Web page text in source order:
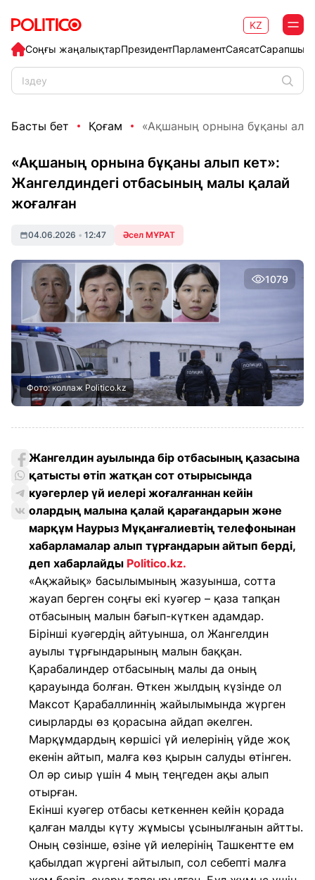
Соңғы жаңалықтарПрезидентПарламентСаясат
KZ
Басты бет Қоғам «Ақшаның орнына бұқаны
«Ақшаның орнына бұқаны алып кет»:
Жангелдиндегі отбасының малы қалай
жоғалған
04.06.2026 • 12:47 Әсел МҰРАТ
1079
Фото: коллаж Politico.kz
Жангелдин ауылында бір отбасының қазасына
қатысты өтіп жатқан сот отырысында
куәгерлер үй иелері жоғалғаннан кейін
олардың малына қалай қарағандарын және
марқұм Наурыз Мұқанғалиевтің телефонынан
хабарламалар алып тұрғандарын айтып берді,
деп хабарлайды Politico.kz.
«Ақжайық» басылымының жазуынша, сотта
жауап берген соңғы екі куәгер – қаза тапқан
отбасының малын бағып-күткен адамдар.
Бірінші куәгердің айтуынша, ол Жангелдин
ауылы тұрғындарының малын баққан.
Қарабалиндер отбасының малы да оның
қарауында болған. Өткен жылдың күзінде ол
Максот Қарабаллиннің жайылымында жүрген
сиырларды өз қорасына айдап әкелген.
Марқұмдардың көршісі үй иелерінің үйде жоқ
екенін айтып, малға көз қырын салуды өтінген.
Ол әр сиыр үшін 4 мың теңгеден ақы алып
отырған.
Екінші куәгер отбасы кеткеннен кейін қорада
қалған малды күту жұмысы ұсынылғанын айтты.
Оның сөзінше, өзіне үй иелерінің Ташкентте ем
қабылдап жүргені айтылып, сол себепті малға